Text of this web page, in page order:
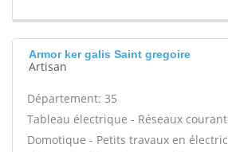
Armor ker galis Saint gregoire
Artisan
Département: 35
Tableau électrique - Réseaux
Domotique - Petits travaux en